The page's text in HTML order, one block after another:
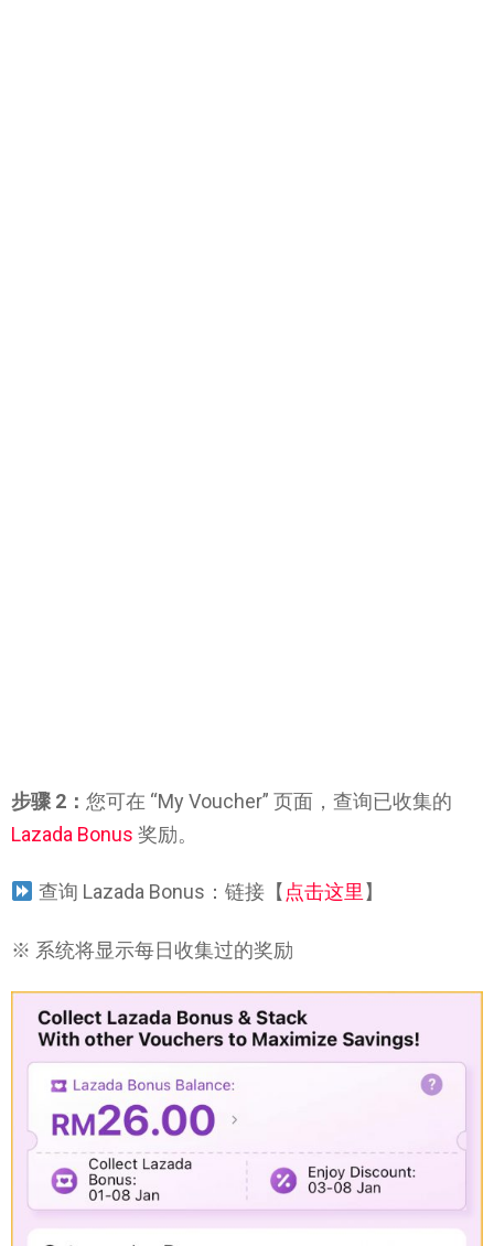
步骤 2： 您可在 “My Voucher” 页面，查询已收集的
Lazada Bonus 奖励。
查询 Lazada Bonus：链接【 点击这里 】
※ 系统将显示每日收集过的奖励